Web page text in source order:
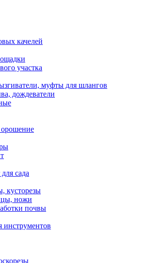
качелей
участка
муфты для шлангов
дождеватели
сада
кусторезы
ножи
почвы
инструментов